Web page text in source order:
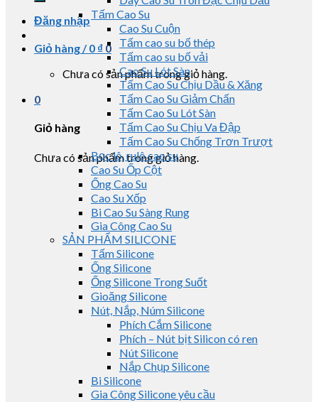
Đăng nhập
Giỏ hàng /0 ₫ 0
Chưa có sản phẩm trong giỏ hàng.
0
Giỏ hàng
Chưa có sản phẩm trong giỏ hàng.
Tấm Cao Su
Cao Su Cuộn
Tấm cao su bố thép
Tấm cao su bố vải
Cao Su Lót Sàn
Tấm Cao Su Chịu Dầu & Xăng
Tấm Cao Su Giảm Chấn
Tấm Cao Su Lót Sàn
Tấm Cao Su Chịu Va Đập
Tấm Cao Su Chống Trơn Trượt
Bọc lô, rulô cao su
Cao Su Ốp Cột
Ống Cao Su
Cao Su Xốp
Bi Cao Su Sàng Rung
Gia Công Cao Su
SẢN PHẨM SILICONE
Tấm Silicone
Ống Silicone
Ống Silicone Trong Suốt
Gioăng Silicone
Nút, Nắp, Núm Silicone
Phích Cắm Silicone
Phích – Nút bịt Silicon có ren
Nút Silicone
Nắp Chụp Silicone
Bi Silicone
Gia Công Silicone yêu cầu